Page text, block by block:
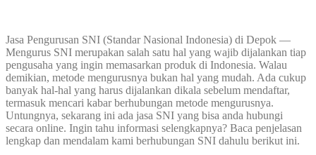
Jasa Pengurusan SNI (Standar Nasional Indonesia) di Depok —
Mengurus SNI merupakan salah satu hal yang wajib dijalankan tiap
pengusaha yang ingin memasarkan produk di Indonesia. Walau
demikian, metode mengurusnya bukan hal yang mudah. Ada cukup
banyak hal-hal yang harus dijalankan dikala sebelum mendaftar,
termasuk mencari kabar berhubungan metode mengurusnya.
Untungnya, sekarang ini ada jasa SNI yang bisa anda hubungi
secara online. Ingin tahu informasi selengkapnya? Baca penjelasan
lengkap dan mendalam kami berhubungan SNI dahulu berikut ini.